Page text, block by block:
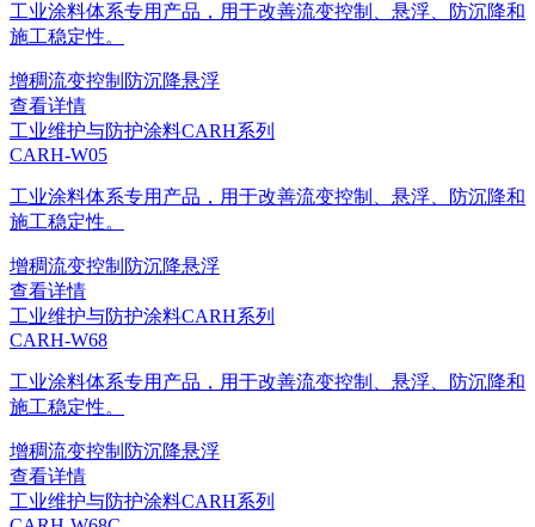
工业涂料体系专用产品，用于改善流变控制、悬浮、防沉降和
施工稳定性。
增稠流变控制 防沉降悬浮
查看详情
工业维护与防护涂料CARH系列
CARH-W05
工业涂料体系专用产品，用于改善流变控制、悬浮、防沉降和
施工稳定性。
增稠流变控制 防沉降悬浮
查看详情
工业维护与防护涂料CARH系列
CARH-W68
工业涂料体系专用产品，用于改善流变控制、悬浮、防沉降和
施工稳定性。
增稠流变控制 防沉降悬浮
查看详情
工业维护与防护涂料CARH系列